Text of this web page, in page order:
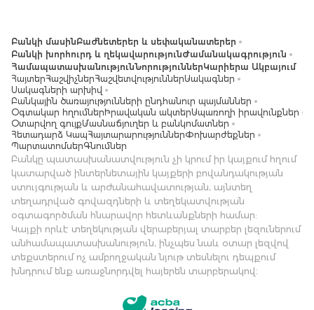
Բանկի մասինԲաժնետերեր և սեփականատերեր
Բանկի խորհուրդ և ղեկավարությունԺամանակագրություն
ՀամապատասխանությունՆորություններԿարիերա Ակբայում
ՀայտերՀաշվիչներՀաշվետվություններՍակագներ
Սակագների արխիվ
Բանկային ծառայությունների ընդհանուր պայմաններ
Օգտակար հղումներ Իրավական ակտերՍպառողի իրավունքներ
Օտարվող գույքՄասնաճյուղեր և բանկոմատներ
Հետադարձ ԿապՀայտարարություններՓոխարժեքներ
ՊարտատոմսերԳնումներ
Բանկը պատասխանատվություն չի կրում իր կայքում հղում
կատարված ինտերնետային կայքերի բովանդակության
ստույգության և արժանահավատության, այնտեղ
տեղադրված գովազդների և տեղեկատվության
օգտագործման հնարավոր հետևանքների համար:
Կայքի որևէ տեղեկության վերաբերյալ տարբեր լեզուներում
անհամապատասխանություն, ինչպես նաև օտար լեզվով
տեքստերում ոչ ամբողջական նյութ տեսնելու դեպքում
խնդրում ենք առաջնորդվել հայերեն տարբերակով։